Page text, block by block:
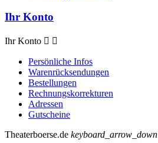
Ihr Konto
Ihr Konto  
Persönliche Infos
Warenrücksendungen
Bestellungen
Rechnungskorrekturen
Adressen
Gutscheine
Theaterboerse.de keyboard_arrow_down